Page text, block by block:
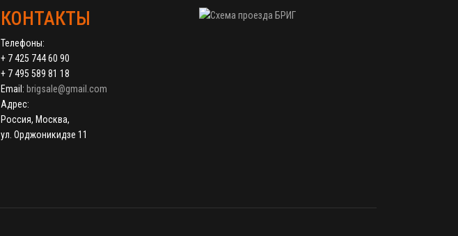
КОНТАКТЫ
Телефоны:
+ 7 425 744 60 90
+ 7 495 589 81 18
Email: brigsale@gmail.com
Адрес:
Россия, Москва,
ул. Орджоникидзе 11